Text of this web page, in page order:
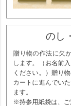
のし
贈り物の作法に欠
します。（お名前
ください。）贈り
カートに進んでい
ます。
※持参用紙袋は、ご